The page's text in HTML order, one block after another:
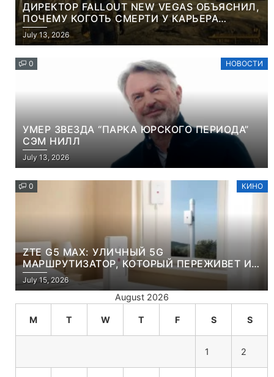
ДИРЕКТОР FALLOUT NEW VEGAS ОБЪЯСНИЛ,
ПОЧЕМУ КОГОТЬ СМЕРТИ У КАРЬЕРА
НАМЕРЕННО СНОСИТ ВАМ ГОЛОВУ
July 13, 2026
0 НОВОСТИ
УМЕР ЗВЕЗДА “ПАРКА ЮРСКОГО ПЕРИОДА”
СЭМ НИЛЛ
July 13, 2026
0 КИНО
ZTE G5 MAX: УЛИЧНЫЙ 5G
МАРШРУТИЗАТОР, КОТОРЫЙ ПЕРЕЖИВЕТ И
ЛЮТУЮ ЗИМУ, И ЖАРКОЕ ЛЕТО
July 15, 2026
August 2026
M T W T F S S
1 2